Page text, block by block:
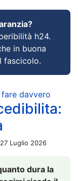
h24.
in buona
fascicolo.
davvero
27 Luglio 2026
dura la